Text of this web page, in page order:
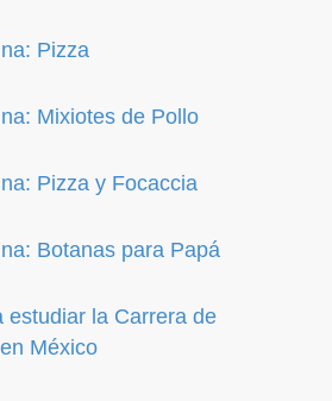
Pizza
Mixiotes de Pollo
Pizza y Focaccia
Botanas para Papá
estudiar la Carrera de
México